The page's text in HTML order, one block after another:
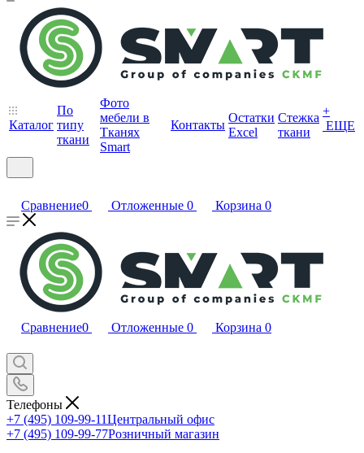
Каталог
По
типу
ткани
Фото
мебели в
Тканях
Smart
Контакты
Остатки
Excel
Стежка
ткани
+
ЕЩЕ
Сравнение0 Отложенные 0 Корзина 0
Сравнение0 Отложенные 0 Корзина 0
Телефоны
+7 (495) 109-99-11Центральный офис
+7 (495) 109-99-77Розничный магазин